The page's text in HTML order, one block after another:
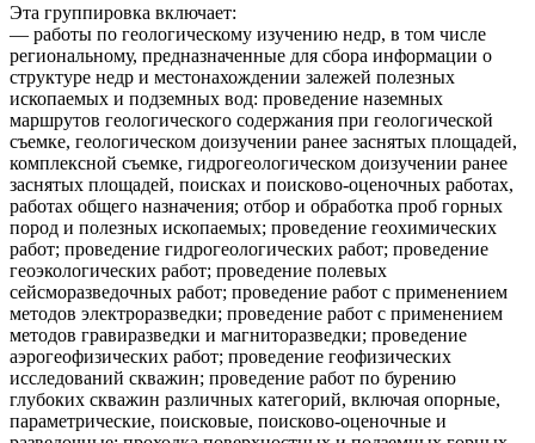
Эта группировка включает:
— работы по геологическому изучению недр, в том числе
региональному, предназначенные для сбора информации о
структуре недр и местонахождении залежей полезных
ископаемых и подземных вод: проведение наземных
маршрутов геологического содержания при геологической
съемке, геологическом доизучении ранее заснятых площадей,
комплексной съемке, гидрогеологическом доизучении ранее
заснятых площадей, поисках и поисково-оценочных работах,
работах общего назначения; отбор и обработка проб горных
пород и полезных ископаемых; проведение геохимических
работ; проведение гидрогеологических работ; проведение
геоэкологических работ; проведение полевых
сейсморазведочных работ; проведение работ с применением
методов электроразведки; проведение работ с применением
методов гравиразведки и магниторазведки; проведение
аэрогеофизических работ; проведение геофизических
исследований скважин; проведение работ по бурению
глубоких скважин различных категорий, включая опорные,
параметрические, поисковые, поисково-оценочные и